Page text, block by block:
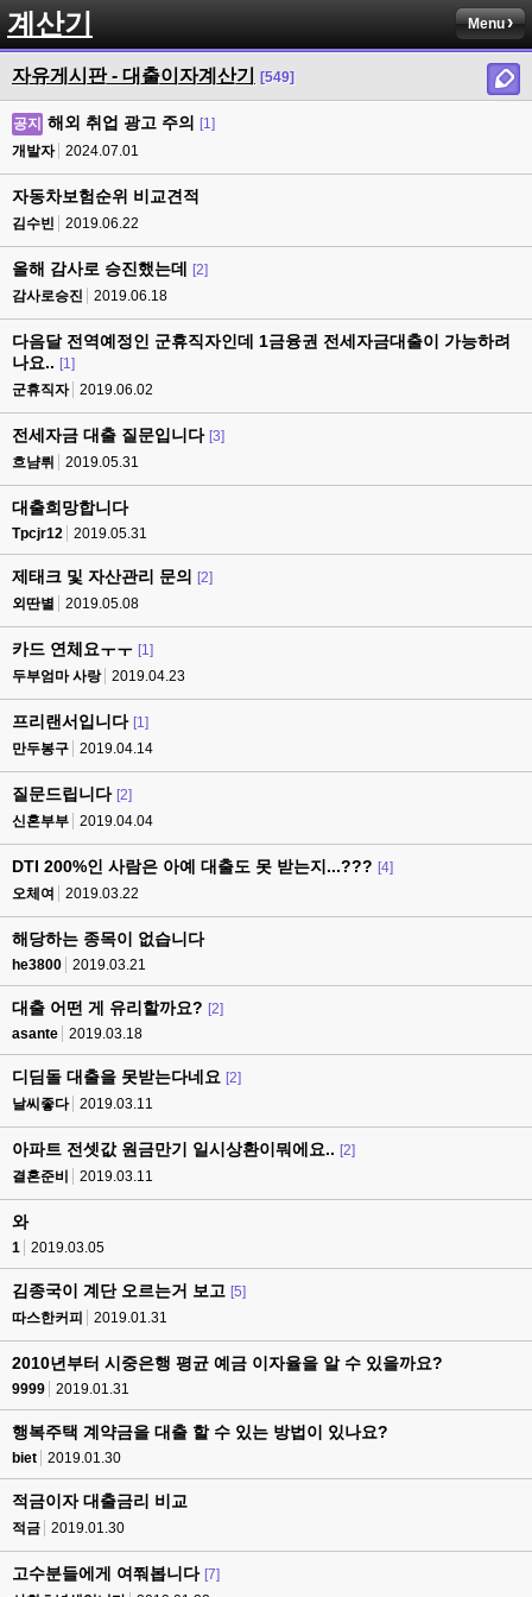
계산기 Menu
자유게시판 - 대출이자계산기 [549]
공지 해외 취업 광고 주의
[1]
개발자
2024.07.01
자동차보험순위 비교견적
김수빈 2019.06.22
올해 감사로 승진했는데
[2]
감사로승진
2019.06.18
다음달 전역예정인 군휴직자인데 1금융권 전세자금대출이 가능하려
나요.. [1]
군휴직자
2019.06.02
전세자금 대출 질문입니다 [3]
흐냠뤼
2019.05.31
대출희망합니다
Tpcjr12 2019.05.31
제태크 및 자산관리 문의
[2]
외딴별
2019.05.08
카드 연체요ㅜㅜ [1]
두부엄마 사랑
2019.04.23
프리랜서입니다 [1]
만두봉구
2019.04.14
질문드립니다 [2]
신혼부부
2019.04.04
DTI 200%인 사람은 아예 대출도 못 받는지...??? [4]
오체여
2019.03.22
해당하는 종목이 없습니다
he3800 2019.03.21
대출 어떤 게 유리할까요? [2]
asante
2019.03.18
디딤돌 대출을 못받는다네요 [2]
날씨좋다
2019.03.11
아파트 전셋값 원금만기 일시상환이뭐에요.. [2]
결혼준비
2019.03.11
와
1 2019.03.05
김종국이 계단 오르는거 보고 [5]
따스한커피
2019.01.31
2010년부터 시중은행 평균 예금 이자율을 알 수 있을까요?
9999 2019.01.31
행복주택 계약금을 대출 할 수 있는 방법이 있나요?
biet 2019.01.30
적금이자 대출금리 비교
적금 2019.01.30
고수분들에게 여쭤봅니다 [7]